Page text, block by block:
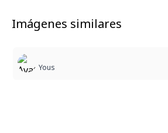
Imágenes similares
Yous